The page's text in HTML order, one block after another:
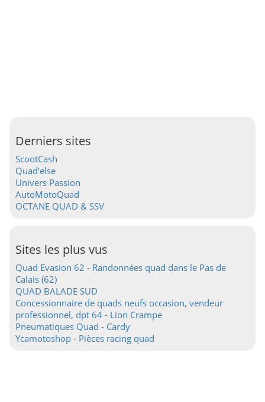
Derniers sites
ScootCash
Quad'else
Univers Passion
AutoMotoQuad
OCTANE QUAD & SSV
Sites les plus vus
Quad Evasion 62 - Randonnées quad dans le Pas de
Calais (62)
QUAD BALADE SUD
Concessionnaire de quads neufs occasion, vendeur
professionnel, dpt 64 - Lion Crampe
Pneumatiques Quad - Cardy
Ycamotoshop - Pièces racing quad